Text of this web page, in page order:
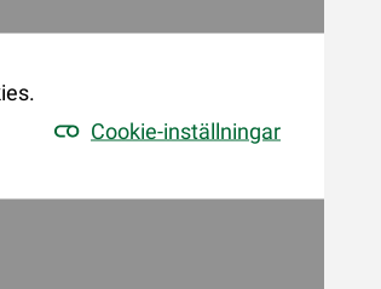
Cookie-inställningar